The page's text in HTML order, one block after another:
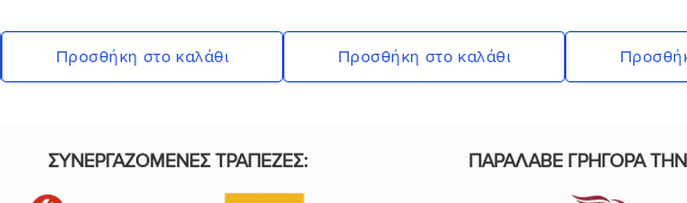
Προσθήκη στο καλάθι Προσθήκη στο καλάθι
ΣΥΝΕΡΓΑΖΟΜΕΝΕΣ ΤΡΑΠΕΖΕΣ: ΠΑΡΑΛΑΒΕ ΓΡΗΓΟΡΑ